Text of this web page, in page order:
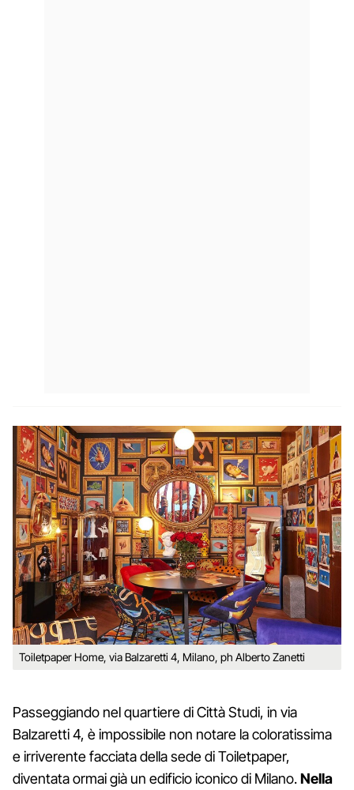
Toiletpaper Home, via Balzaretti 4, Milano, ph Alberto Zanetti
Passeggiando nel quartiere di Città Studi, in via
Balzaretti 4, è impossibile non notare la coloratissima
e irriverente facciata della sede di Toiletpaper,
diventata ormai già un edificio iconico di Milano.Nella